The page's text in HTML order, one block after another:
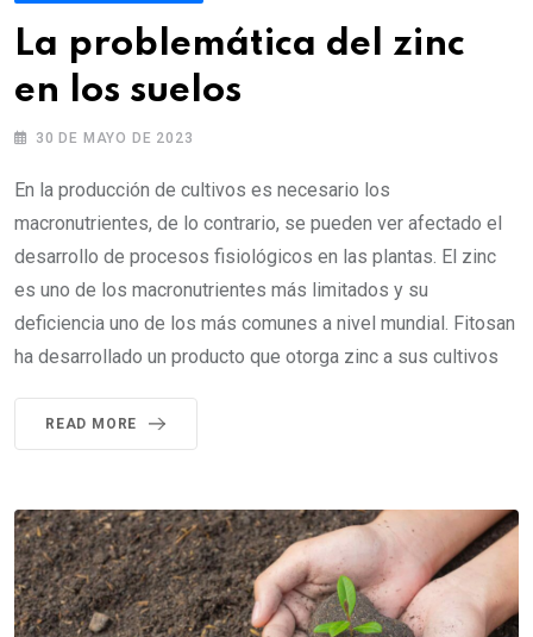
La problemática del zinc
en los suelos
30 DE MAYO DE 2023
En la producción de cultivos es necesario los
macronutrientes, de lo contrario, se pueden ver afectado el
desarrollo de procesos fisiológicos en las plantas. El zinc
es uno de los macronutrientes más limitados y su
deficiencia uno de los más comunes a nivel mundial. Fitosan
ha desarrollado un producto que otorga zinc a sus cultivos
READ MORE